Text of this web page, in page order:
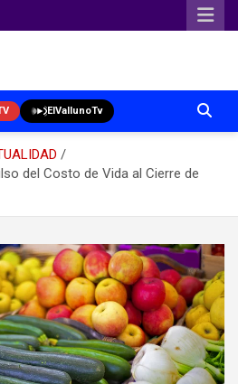
ElVallunoTv
del Costo de Vida al Cierre de